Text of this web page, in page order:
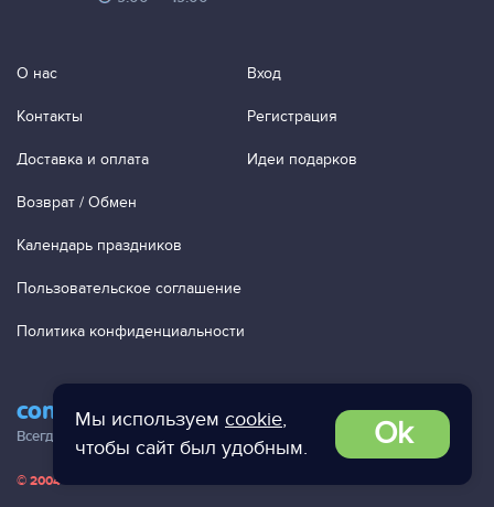
Мы используем cookie,
чтобы сайт был удобным.
Ok
contact@ac-studio.ru
Всегда отвечаем на ваши письма!
О нас
Контакты
Доставка и оплата
Возврат / Обмен
Календарь праздников
Пользовательское соглашение
Политика конфиденциальности
Вход
Регистрация
Идеи подарков
© 2004 — 2026